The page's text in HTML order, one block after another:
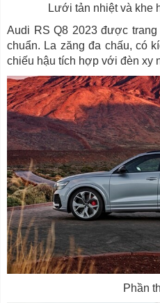
Lưới tản nhiệt và khe
Audi RS Q8 2023 được
chuẩn. La zăng đa chấu, có
chiếu hậu tích hợp với đèn xy
Phần